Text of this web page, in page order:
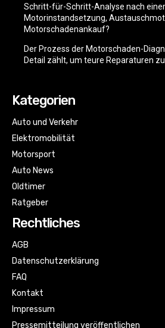
Schritt-für-Schritt-Analyse nach
Motorinstandsetzung,
Motorschadenankauf?
Der Prozess der Motorschaden-
Detail zählt, um teure Reparaturen
Kategorien
Auto und Verkehr
Elektromobilität
Motorsport
Auto News
Oldtimer
Ratgeber
Rechtliches
AGB
Datenschutzerklärung
FAQ
Kontakt
Impressum
Pressemitteilung veröffentlichen